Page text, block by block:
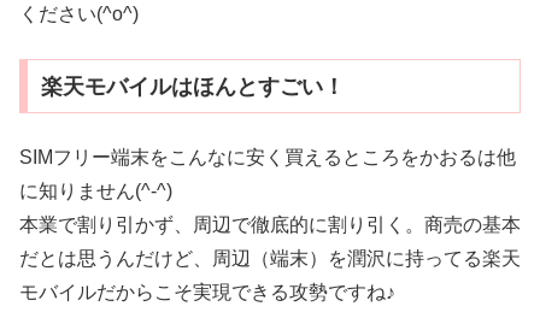
ください(^o^)
楽天モバイルはほんとすごい！
SIMフリー端末をこんなに安く買えるところをかおるは他
に知りません(^-^)
本業で割り引かず、周辺で徹底的に割り引く。商売の基本
だとは思うんだけど、周辺（端末）を潤沢に持ってる楽天
モバイルだからこそ実現できる攻勢ですね♪